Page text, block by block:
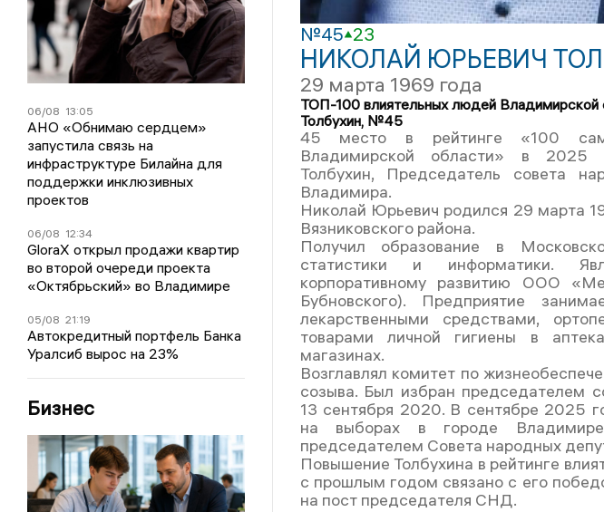
06/08 13:05
АНО «Обнимаю сердцем»
запустила связь на
инфраструктуре Билайна для
поддержки инклюзивных
проектов
06/08 12:34
GloraX открыл продажи квартир
во второй очереди проекта
«Октябрьский» во Владимире
05/08 21:19
Автокредитный портфель Банка
Уралсиб вырос на 23%
Бизнес
№45 23
НИКОЛАЙ ЮРЬЕВИЧ
29 марта 1969 года
ТОП-100 влиятельных людей Владимирской
Толбухин, №45
45 место в рейтинге «100
Владимирской области» в 2025
Толбухин, Председатель совета
Владимира.
Николай Юрьевич родился 29 марта
Вязниковского района.
Получил образование в
статистики и информатики.
корпоративному развитию ООО
Бубновского). Предприятие
лекарственными средствами,
товарами личной гигиены в
магазинах.
Возглавлял комитет по
созыва. Был избран председателем
13 сентября 2020. В сентябре 2025
на выборах в городе
председателем Совета народных
Повышение Толбухина в рейтинге
с прошлым годом связано с его
на пост председателя СНД.